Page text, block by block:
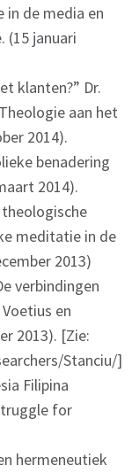
in de media en
(15 januari
klanten?” Dr.
aan het
2014).
benadering
2014).
theologische
meditatie in de
2013)
verbindingen
en
2013). [Zie:
Stanciu/]
Filipina
for
hermeneutiek